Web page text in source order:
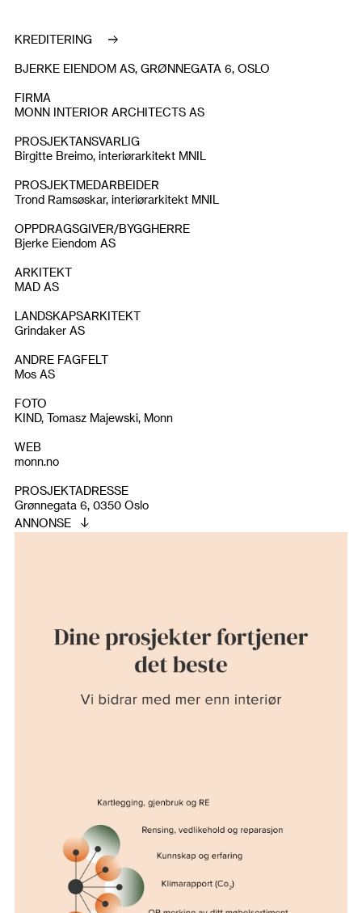
KREDITERING
BJERKE EIENDOM AS, GRØNNEGATA 6, OSLO
FIRMA
MONN INTERIOR ARCHITECTS AS
PROSJEKTANSVARLIG
Birgitte Breimo, interiørarkitekt MNIL
PROSJEKTMEDARBEIDER
Trond Ramsøskar, interiørarkitekt MNIL
OPPDRAGSGIVER/BYGGHERRE
Bjerke Eiendom AS
ARKITEKT
MAD AS
LANDSKAPSARKITEKT
Grindaker AS
ANDRE FAGFELT
Mos AS
FOTO
KIND, Tomasz Majewski, Monn
WEB
monn.no
PROSJEKTADRESSE
Grønnegata 6, 0350 Oslo